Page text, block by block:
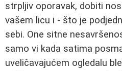
strpljiv oporavak, dobiti
vašem licu i - što je
sebi. One sitne
samo vi kada satima
uveličavajućem ogledalu